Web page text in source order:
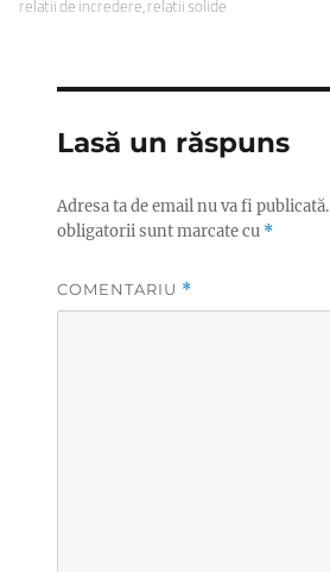
relatii de incredere, relatii solide
Lasă un răspuns
Adresa ta de email nu va fi publicată.
obligatorii sunt marcate cu *
COMENTARIU *